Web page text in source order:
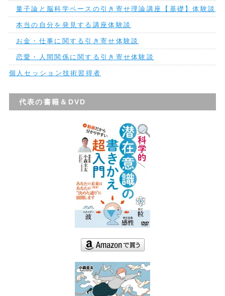
量子論と脳科学ベースの引き寄せ理論講座【基礎】体験談
本当の自分を発見する講座体験談
お金・仕事に関する引き寄せ体験談
恋愛・人間関係に関する引き寄せ体験談
個人セッション技術習得者
代表の書籍＆DVD